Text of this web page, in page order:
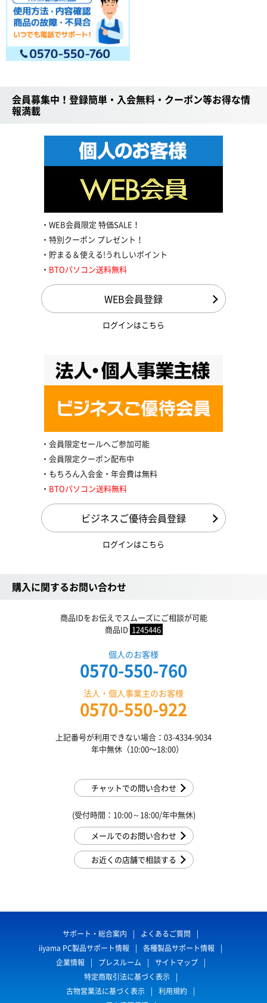
会員募集中！登録簡単・入会無料・クーポン等お得な情
報満載
WEB会員限定 特価SALE！
特別クーポン プレゼント！
貯まる＆使える!うれしいポイント
BTOパソコン送料無料
WEB会員登録
ログインはこちら
会員限定セールへご参加可能
会員限定クーポン配布中
もちろん入会金・年会費は無料
BTOパソコン送料無料
ビジネスご優待会員登録
ログインはこちら
購入に関するお問い合わせ
商品IDをお伝えでスムーズにご相談が可能
商品ID 1245446
個人のお客様
0570-550-760
法人・個人事業主のお客様
0570-550-922
上記番号が利用できない場合：03-4334-9034
年中無休（10:00〜18:00）
チャットでの問い合わせ
(受付時間：10:00～18:00/年中無休)
メールでのお問い合わせ
お近くの店舗で相談する
サポート・総合案内
よくあるご質問
iiyama PC製品サポート情報
各種製品サポート情報
企業情報
プレスルーム
サイトマップ
特定商取引法に基づく表示
古物営業法に基づく表示
利用規約